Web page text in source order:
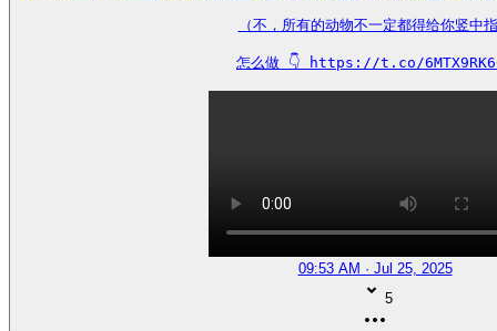
（不，所有的动物不一定都得给你竖中
怎么做 👇 https://t.co/
09:53 AM · Jul 25, 2025
5